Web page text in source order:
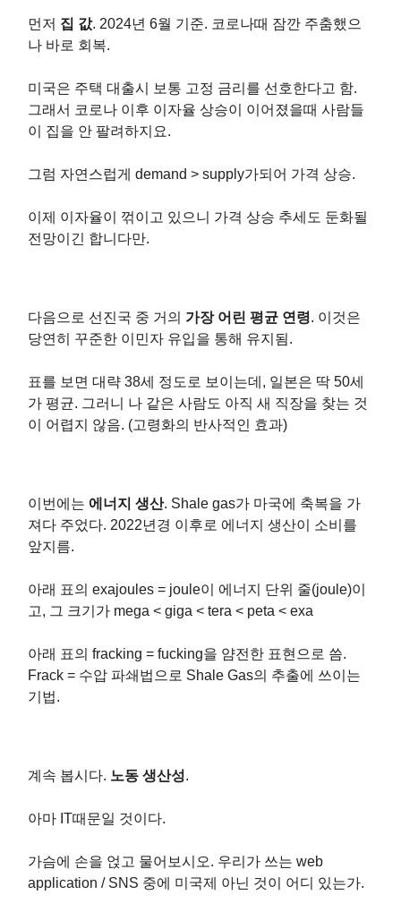
먼저 집 값. 2024년 6월 기준. 코로나때 잠깐 주춤했으
나 바로 회복.
미국은 주택 대출시 보통 고정 금리를 선호한다고 함.
그래서 코로나 이후 이자율 상승이 이어졌을때 사람들
이 집을 안 팔려하지요.
그럼 자연스럽게 demand > supply가되어 가격 상승.
이제 이자율이 꺾이고 있으니 가격 상승 추세도 둔화될
전망이긴 합니다만.
다음으로 선진국 중 거의 가장 어린 평균 연령. 이것은
당연히 꾸준한 이민자 유입을 통해 유지됨.
표를 보면 대략 38세 정도로 보이는데, 일본은 딱 50세
가 평균. 그러니 나 같은 사람도 아직 새 직장을 찾는 것
이 어렵지 않음. (고령화의 반사적인 효과)
이번에는 에너지 생산. Shale gas가 마국에 축복을 가
져다 주었다. 2022년경 이후로 에너지 생산이 소비를
앞지름.
아래 표의 exajoules = joule이 에너지 단위 줄(joule)이
고, 그 크기가 mega < giga < tera < peta < exa
아래 표의 fracking = fucking을 얌전한 표현으로 씀.
Frack = 수압 파쇄법으로 Shale Gas의 추출에 쓰이는
기법.
계속 봅시다. 노동 생산성.
아마 IT때문일 것이다.
가슴에 손을 얹고 물어보시오. 우리가 쓰는 web
application / SNS 중에 미국제 아닌 것이 어디 있는가.